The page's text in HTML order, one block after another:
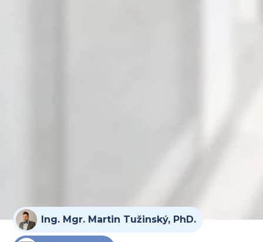
Ing. Mgr. Martin Tužinský, PhD.